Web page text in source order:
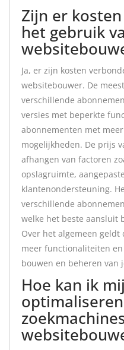
Zijn er
het gebruik
Ja, er zijn kosten
websitebouwer. De
verschillende
versies met beperkte
abonnementen met
mogelijkheden. De prijs
afhangen van factoren
opslagruimte,
klantenondersteuning.
verschillende
welke het beste aansluit
Over het algemeen
meer functionaliteiten
bouwen en beheren van
Hoe kan ik